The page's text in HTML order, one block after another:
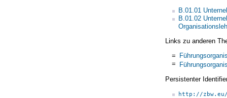
B.01.01
B.01.02
Links zu anderen
=
=
Persistenter
http://